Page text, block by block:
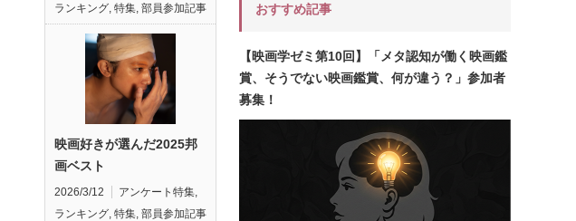
ランキング, 特集, 部員参加記事
映画好きが選んだ2025邦
画ベスト
2026/3/12 アンケート特集,
ランキング, 特集, 部員参加記事
おすすめ記事
【映画学ゼミ第10回】「メタ認知が働く映画鑑
賞、そうでない映画鑑賞、何が違う？」参加者
募集！